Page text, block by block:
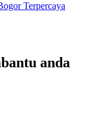
Terpercaya
anda